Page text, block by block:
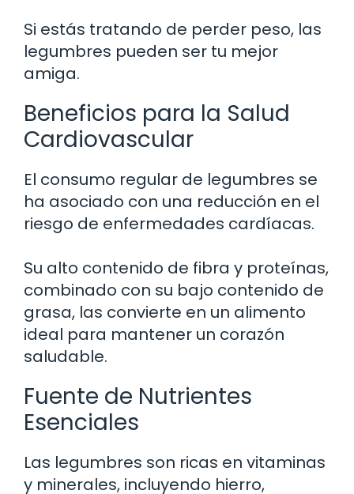
Si estás tratando de perder peso, las
legumbres pueden ser tu mejor
amiga.
Beneficios para la Salud
Cardiovascular
El consumo regular de legumbres se
ha asociado con una reducción en el
riesgo de enfermedades cardíacas.
Su alto contenido de fibra y proteínas,
combinado con su bajo contenido de
grasa, las convierte en un alimento
ideal para mantener un corazón
saludable.
Fuente de Nutrientes
Esenciales
Las legumbres son ricas en vitaminas
y minerales, incluyendo hierro,